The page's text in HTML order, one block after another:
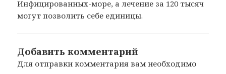
Инфицированных-море, а лечение за 120 тысяч
могут позволить себе единицы.
Добавить комментарий
Для отправки комментария вам необходимо